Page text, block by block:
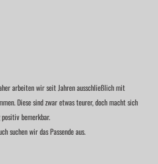
arbeiten wir seit Jahren ausschließlich mit
Diese sind zwar etwas teurer, doch macht sich
bemerkbar.
suchen wir das Passende aus.